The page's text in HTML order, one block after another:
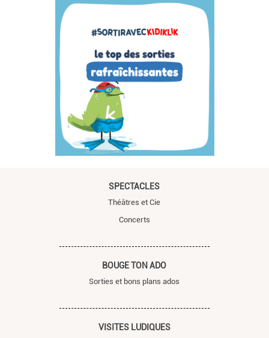
SPECTACLES
Théâtres et Cie
Concerts
BOUGE TON ADO
Sorties et bons plans ados
VISITES LUDIQUES